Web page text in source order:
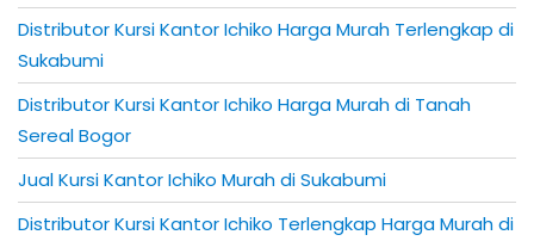
Distributor Kursi Kantor Ichiko Harga Murah Terlengkap di
Sukabumi
Distributor Kursi Kantor Ichiko Harga Murah di Tanah
Sereal Bogor
Jual Kursi Kantor Ichiko Murah di Sukabumi
Distributor Kursi Kantor Ichiko Terlengkap Harga Murah di